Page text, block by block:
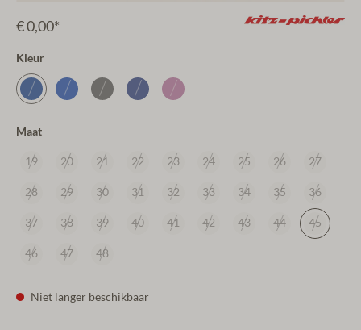
€ 0,00*
Kleur
Maat
19 20 21 22 23 24 25 26 27
28 29 30 31 32 33 34 35 36
37 38 39 40 41 42 43 44 45
46 47 48
Niet langer beschikbaar